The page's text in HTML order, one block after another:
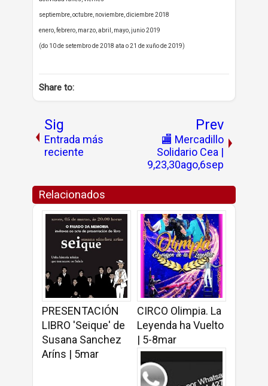
septiembre, octubre, noviembre, diciembre 2018
enero, febrero, marzo, abril, mayo, junio 2019
(do 10 de setembro de 2018 ata o 21 de xuño de 2019)
Share to:
Sig
Entrada más
reciente
Prev
🏬 Mercadillo
Solidario Cea |
9,23,30ago,6sep
Relacionados
PRESENTACIÓN
LIBRO 'Seique' de
Susana Sanchez
Aríns | 5mar
CIRCO Olimpia. La
Leyenda ha Vuelto
| 5-8mar